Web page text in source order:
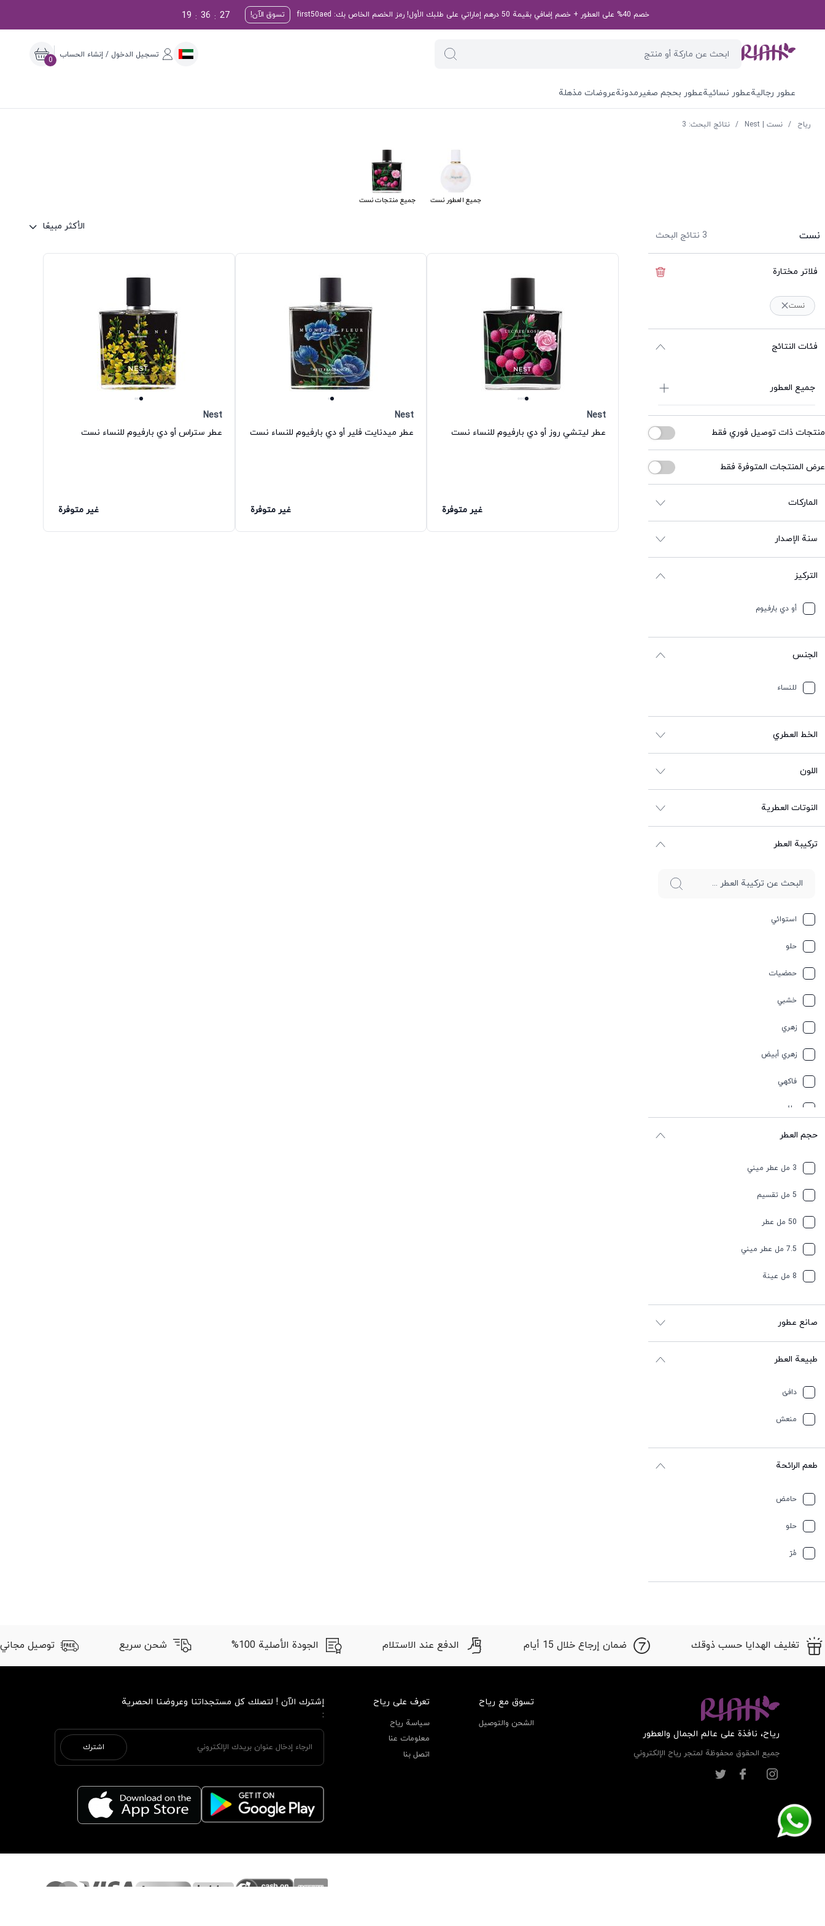
خصم 40% على العطور + خصم إضافي بقيمة 50 درهم إماراتي على طلبك الأول! رمز الخصم الخاص بك: first50aed تسوق الآن! 26
:
36
:
19
تسجيل الدخول / إنشاء الحساب
0
عطور رجاليةعطور نسائيةعطور بحجم صغيرمدونةعروضات مذهلة
ریاح / نست | Nest / نتائج البحث: 3
جميع العطور نست جميع منتجات نست
نست 3 نتائج البحث
الأكثر مبيعًا
فلاتر مختارة
نست
فئات النتائج
جميع العطور
منتجات ذات توصيل فوري فقط
عرض المنتجات المتوفرة فقط
الماركات
سنة الإصدار
التركيز
أو دي بارفيوم
الجنس
للنساء
الخط العطري
اللون
النوتات العطرية
ترکیبة العطر
استوائي
حلو
حمضيات
خشبي
زهري
زهري أبيض
فاكهي
مائي
منعش
وَردَة
حجم العطر
3 مل عطر ميني
5 مل تقسيم
50 مل عطر
7.5 مل عطر ميني
8 مل عينة
صانع عطور
طبيعة العطر
دافئ
منعش
طعم الرائحة
حامض
حلو
مُرّ
Nest
عطر ليتشي روز أو دي بارفيوم للنساء نست
غير متوفرة
Nest
عطر ميدنايت فلير أو دي بارفيوم للنساء نست
غير متوفرة
Nest
عطر ستراس أو دي بارفيوم للنساء نست
غير متوفرة
تغليف الهدايا حسب ذوقك ضمان إرجاع خلال 15 أيام الدفع عند الاستلام الجودة الأصلية 100% شحن سريع توصيل مجاني
ریاح، نافذة على عالم الجمال والعطور
جميع الحقوق محفوظة لمتجر ریاح الإلكتروني
تسوق مع رياح
الشحن والتوصيل
تعرف على رياح
سياسة رياح
معلومات عنا
اتصل بنا
إشترك الآن ! لتصلك كل مستجداتنا وعروضنا الحصرية
:
اشترك